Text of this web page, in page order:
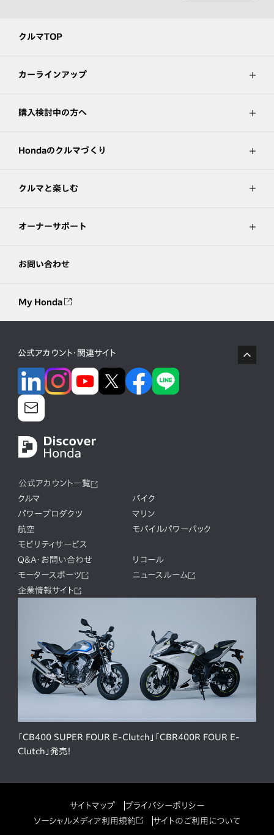
クルマTOP
カーラインアップ
購入検討中の方へ
Hondaのクルマづくり
クルマと楽しむ
オーナーサポート
お問い合わせ
My Honda
公式アカウント・関連サイト
公式アカウント一覧
クルマ
バイク
パワープロダクツ
マリン
航空
モバイルパワーパック
モビリティサービス
Q&A・お問い合わせ
リコール
モータースポーツ
ニュースルーム
企業情報サイト
「CB400 SUPER FOUR E-Clutch」「CBR400R FOUR E-
Clutch」発売！
サイトマップ
プライバシーポリシー
ソーシャルメディア利用規約
サイトのご利用について